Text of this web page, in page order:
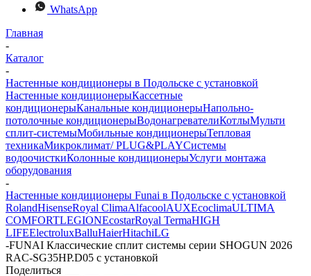
WhatsApp
Главная
-
Каталог
-
Настенные кондиционеры в Подольске с установкой
Настенные кондиционерыКассетные
кондиционерыКанальные кондиционерыНапольно-
потолочные кондиционерыВодонагревателиКотлыМульти
сплит-системыМобильные кондиционерыТепловая
техникаМикроклимат/ PLUG&PLAYСистемы
водоочисткиКолонные кондиционерыУслуги монтажа
оборудования
-
Настенные кондиционеры Funai в Подольске с установкой
RolandHisenseRoyal ClimaAlfacoolAUXEcoclimaULTIMA
COMFORTLEGIONEcostarRoyal TermaHIGH
LIFEElectroluxBalluHaierHitachiLG
-FUNAI Классические сплит системы серии SHOGUN 2026
RAC-SG35HP.D05 с установкой
Поделиться